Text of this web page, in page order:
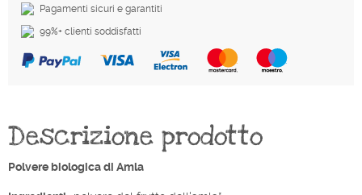
Pagamenti sicuri e garantiti
99%+ clienti soddisfatti
Descrizione prodotto
Polvere biologica di Amla